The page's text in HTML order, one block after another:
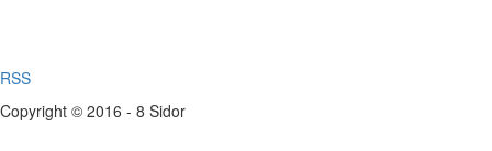
RSS
Copyright © 2016 - 8 Sidor